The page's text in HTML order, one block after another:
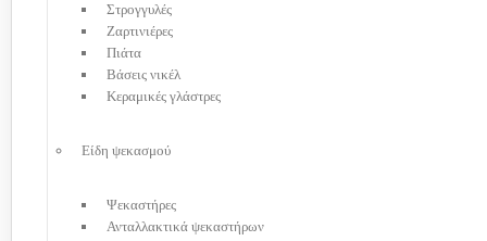
Στρογγυλές
Ζαρτινιέρες
Πιάτα
Βάσεις νικέλ
Κεραμικές γλάστρες
Είδη ψεκασμού
Ψεκαστήρες
Ανταλλακτικά ψεκαστήρων